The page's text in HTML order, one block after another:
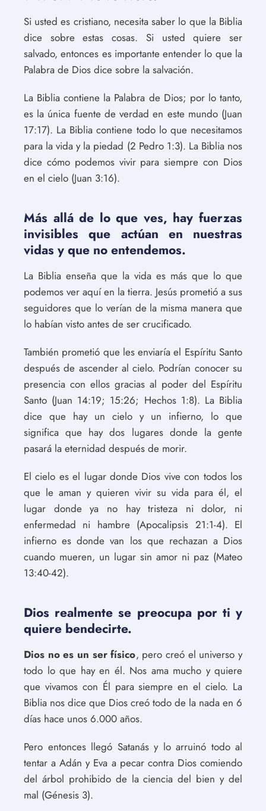
Si usted es cristiano, necesita saber lo que la Biblia
dice sobre estas cosas. Si usted quiere ser
salvado, entonces es importante entender lo que la
Palabra de Dios dice sobre la salvación.
La Biblia contiene la Palabra de Dios; por lo tanto,
es la única fuente de verdad en este mundo (Juan
17:17). La Biblia contiene todo lo que necesitamos
para la vida y la piedad (2 Pedro 1:3). La Biblia nos
dice cómo podemos vivir para siempre con Dios
en el cielo (Juan 3:16).
Más allá de lo que ves, hay fuerzas
invisibles que actúan en nuestras
vidas y que no entendemos.
La Biblia enseña que la vida es más que lo que
podemos ver aquí en la tierra. Jesús prometió a sus
seguidores que lo verían de la misma manera que
lo habían visto antes de ser crucificado.
También prometió que les enviaría el Espíritu Santo
después de ascender al cielo. Podrían conocer su
presencia con ellos gracias al poder del Espíritu
Santo (Juan 14:19; 15:26; Hechos 1:8). La Biblia
dice que hay un cielo y un infierno, lo que
significa que hay dos lugares donde la gente
pasará la eternidad después de morir.
El cielo es el lugar donde Dios vive con todos los
que le aman y quieren vivir su vida para él, el
lugar donde ya no hay tristeza ni dolor, ni
enfermedad ni hambre (Apocalipsis 21:1-4). El
infierno es donde van los que rechazan a Dios
cuando mueren, un lugar sin amor ni paz (Mateo
13:40-42).
Dios realmente se preocupa por ti y
quiere bendecirte.
Dios no es un ser físico, pero creó el universo y
todo lo que hay en él. Nos ama mucho y quiere
que vivamos con Él para siempre en el cielo. La
Biblia nos dice que Dios creó todo de la nada en 6
días hace unos 6.000 años.
Pero entonces llegó Satanás y lo arruinó todo al
tentar a Adán y Eva a pecar contra Dios comiendo
del árbol prohibido de la ciencia del bien y del
mal (Génesis 3).